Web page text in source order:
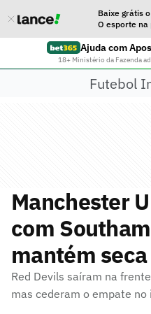
Baixe grátis
O esporte na
Ajuda com
18+ Ministério da Fazenda
Futebol
Manchester
com
mantém seca
Red Devils saíram na
mas cederam o empate